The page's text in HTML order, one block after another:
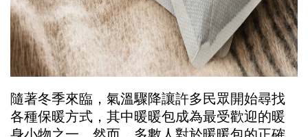
隨著冬季來臨，氣溫驟降讓許多民眾開始尋找
各種保暖方式，其中暖暖包成為最受歡迎的暖